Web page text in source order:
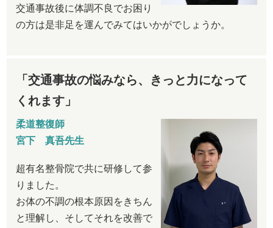
交通事故後に体調不良でお困り
の方は是非足を運んでみてはいかがでしょうか。
「交通事故の悩みなら、きっと力になって
くれます」
柔道整復師
宮下 真吾先生
超有名整骨院で共に研修して参
りました。
お体の不調の根本原因をきちん
と理解し、そしてそれを改善で